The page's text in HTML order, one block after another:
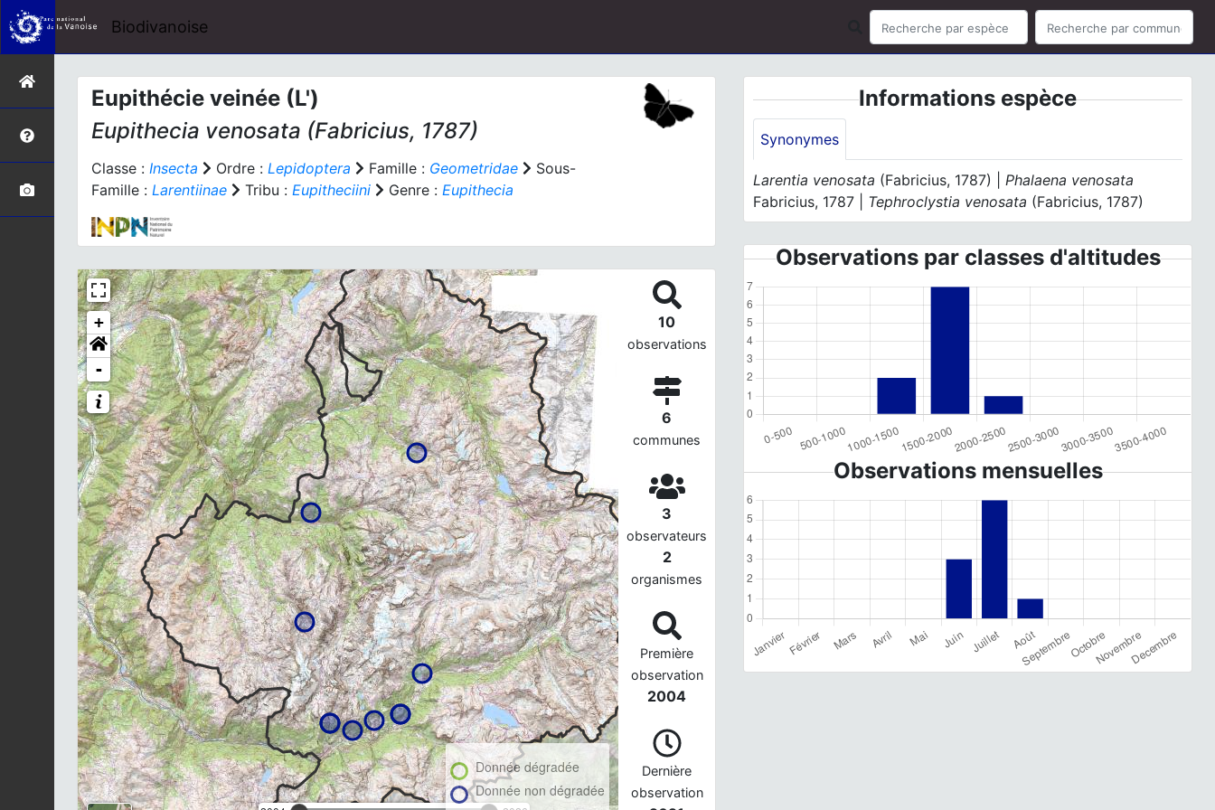
Biodivanoise
Eupithécie veinée (L')
Eupithecia venosata (Fabricius, 1787)
Classe : Insecta Ordre : Lepidoptera Famille : Geometridae
Sous-
Famille : Larentiinae Tribu : Eupitheciini Genre : Eupithecia
+
-
Donnée dégradée
Donnée non dégradée
10
observations
6
communes
3
observateurs
2
organismes
Première
observation
2004
Dernière
observation
Informations espèce
Synonymes
Larentia venosata (Fabricius, 1787) |Phalaena venosata
Fabricius, 1787 | Tephroclystia venosata (Fabricius, 1787)
Observations par classes d'altitudes
Observations mensuelles